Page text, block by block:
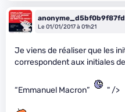
Le 01/01/2017 à 01h21
Je viens de réaliser que les
correspondent aux initiales de
“Emmanuel Macron” " />